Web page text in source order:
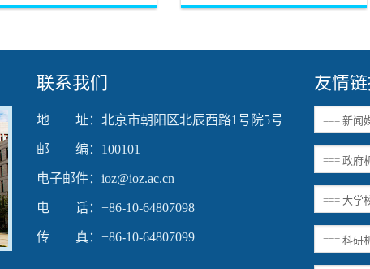
联系我们
地 址：北京市朝阳区北辰西路1号院5号
邮 编：100101
电子邮件：ioz@ioz.ac.cn
电 话：+86-10-64807098
传 真：+86-10-64807099
友情